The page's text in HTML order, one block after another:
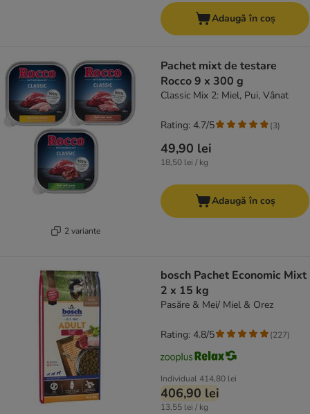
Adaugă în coș
2 variante
Pachet mixt de testare
Rocco 9 x 300 g
Classic Mix 2: Miel, Pui, Vânat
49,90 lei
18,50 lei / kg
Rating: 4.7/5 (3)
Adaugă în coș
bosch Pachet Economic Mixt
2 x 15 kg
Pasăre & Mei/ Miel & Orez
Individual414,80 lei
406,90 lei
13,55 lei / kg
Rating: 4.8/5 (227)